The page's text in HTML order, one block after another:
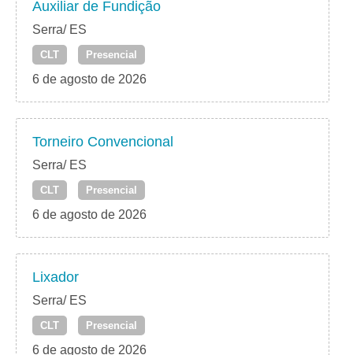
Auxiliar de Fundição
Serra/ ES
CLT Presencial
6 de agosto de 2026
Torneiro Convencional
Serra/ ES
CLT Presencial
6 de agosto de 2026
Lixador
Serra/ ES
CLT Presencial
6 de agosto de 2026